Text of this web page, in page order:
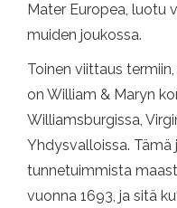
Mater Europea, luotu
muiden joukossa.
Toinen viittaus
on William & Maryn
Williamsburgissa,
Yhdysvalloissa. Tämä
tunnetuimmista
vuonna 1693, ja sitä